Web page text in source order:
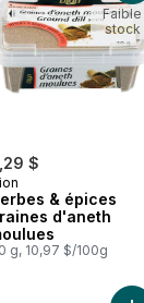
$
& épices
d'aneth
g, 10,97 $/100g
Faible
stock